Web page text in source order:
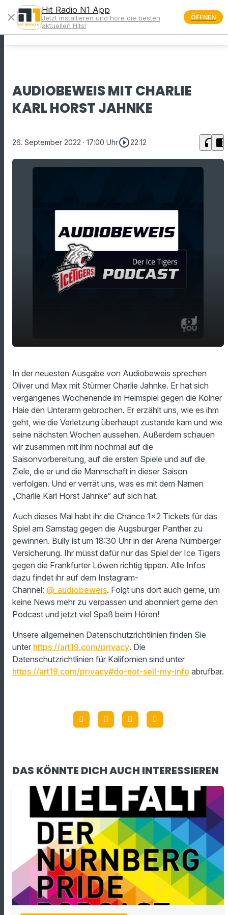
menu
AUDIOBEWEIS MIT CHARLIE
KARL HORST JAHNKE
26. September 2022 · 17:00 Uhrplay_circle_outline22:12 headphones chrome_reader_mode
play_arrow
00:00 22:12
In der neuesten Ausgabe von Audiobeweis sprechen
Oliver und Max mit Stürmer Charlie Jahnke. Er hat sich
vergangenes Wochenende im Heimspiel gegen die Kölner
Haie den Unterarm gebrochen. Er erzählt uns, wie es ihm
geht, wie die Verletzung überhaupt zustande kam und wie
seine nächsten Wochen aussehen. Außerdem schauen
wir zusammen mit ihm nochmal auf die
Saisonvorbereitung, auf die ersten Spiele und auf die
Ziele, die er und die Mannschaft in dieser Saison
verfolgen. Und er verrät uns, was es mit dem Namen
„Charlie Karl Horst Jahnke“ auf sich hat.
Auch dieses Mal habt ihr die Chance 1×2 Tickets für das
Spiel am Samstag gegen die Augsburger Panther zu
gewinnen. Bully ist um 18:30 Uhr in der Arena Nürnberger
Versicherung. Ihr müsst dafür nur das Spiel der Ice Tigers
gegen die Frankfurter Löwen richtig tippen. Alle Infos
dazu findet ihr auf dem Instagram-
Channel: @_audiobeweis. Folgt uns dort auch gerne, um
keine News mehr zu verpassen und abonniert gerne den
Podcast und jetzt viel Spaß beim Hören!
Unsere allgemeinen Datenschutzrichtlinien finden Sie
unter https://art19.com/privacy. Die
Datenschutzrichtlinien für Kalifornien sind unter
https://art19.com/privacy#do-not-sell-my-info abrufbar.
DAS KÖNNTE DICH AUCH INTERESSIEREN
close
Hit Radio N1 App
Jetzt installieren und höre die besten
aktuellen Hits!
ÖFFNEN